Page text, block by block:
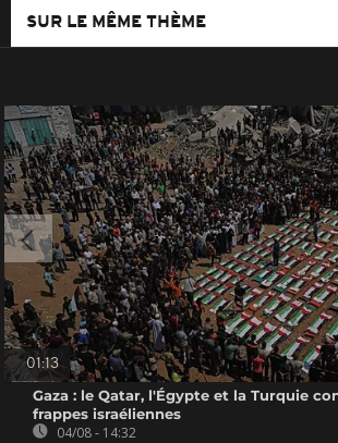
SUR LE MÊME THÈME
01:13
Gaza : le Qatar, l'Égypte et la Turquie
frappes israéliennes
04/08 - 14:32